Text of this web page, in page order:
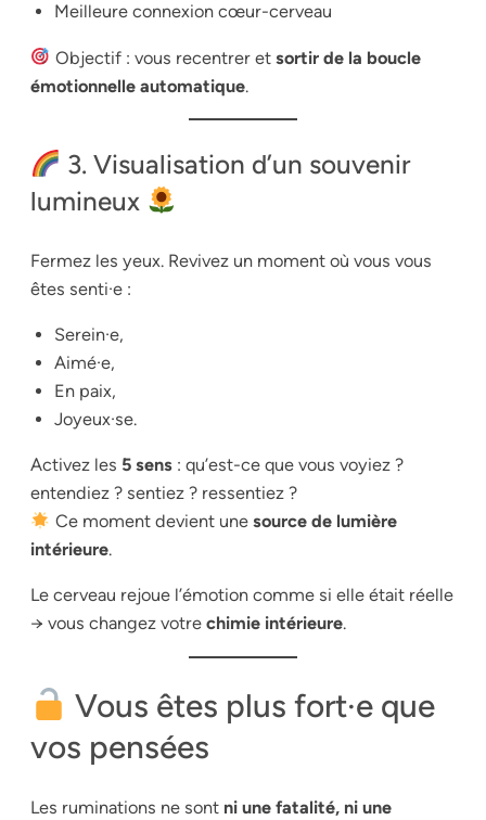
Meilleure connexion cœur-cerveau
Objectif : vous recentrer et sortir de la boucle
émotionnelle automatique.
3. Visualisation d’un souvenir
lumineux
Fermez les yeux. Revivez un moment où vous vous
êtes senti·e :
Serein·e,
Aimé·e,
En paix,
Joyeux·se.
Activez les 5 sens : qu’est-ce que vous voyiez ?
entendiez ? sentiez ? ressentiez ?
Ce moment devient une source de lumière
intérieure.
Le cerveau rejoue l’émotion comme si elle était réelle
→ vous changez votre chimie intérieure.
Vous êtes plus fort·e que
vos pensées
Les ruminations ne sont ni une fatalité, ni une